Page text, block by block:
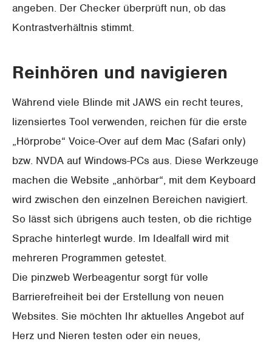
angeben. Der Checker überprüft nun, ob das
Kontrastverhältnis stimmt.
Reinhören und navigieren
Während viele Blinde mit JAWS ein recht teures,
lizensiertes Tool verwenden, reichen für die erste
„Hörprobe“ Voice-Over auf dem Mac (Safari only)
bzw. NVDA auf Windows-PCs aus. Diese Werkzeuge
machen die Website „anhörbar“, mit dem Keyboard
wird zwischen den einzelnen Bereichen navigiert.
So lässt sich übrigens auch testen, ob die richtige
Sprache hinterlegt wurde. Im Idealfall wird mit
mehreren Programmen getestet.
Die pinzweb Werbeagentur sorgt für volle
Barrierefreiheit bei der Erstellung von neuen
Websites. Sie möchten Ihr aktuelles Angebot auf
Herz und Nieren testen oder ein neues,